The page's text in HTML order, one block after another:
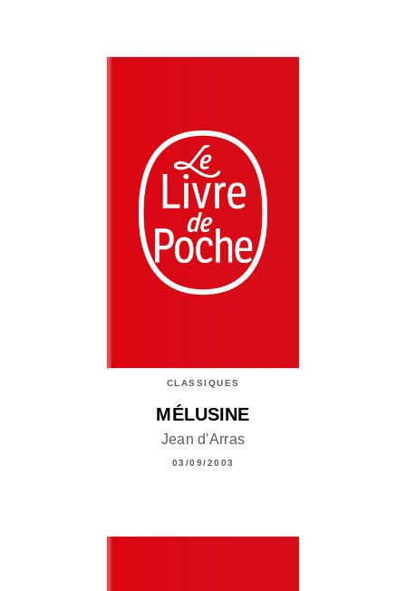
CLASSIQUES
MÉLUSINE
Jean d'Arras
03/09/2003